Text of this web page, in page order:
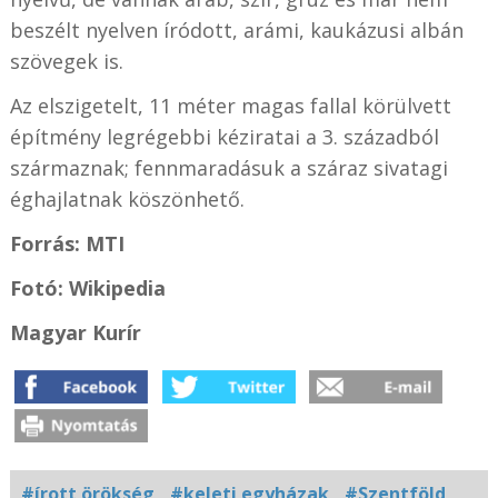
beszélt nyelven íródott, arámi, kaukázusi albán
szövegek is.
Az elszigetelt, 11 méter magas fallal körülvett
építmény legrégebbi kéziratai a 3. századból
származnak; fennmaradásuk a száraz sivatagi
éghajlatnak köszönhető.
Forrás: MTI
Fotó: Wikipedia
Magyar Kurír